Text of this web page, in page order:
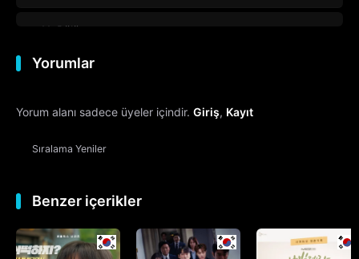
11. Bölüm
12. Bölüm
13. Bölüm
14. Bölüm
15. Bölüm
16. Bölüm Final
Yorumlar
Yorum alanı sadece üyeler içindir. Giriş, Kayıt
Sıralama Yeniler
Benzer içerikler